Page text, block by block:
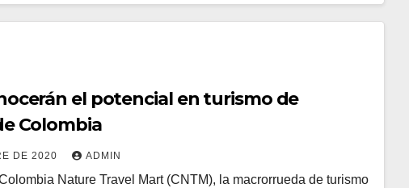
el potencial en turismo de
Colombia
DE 2020 ADMIN
Nature Travel Mart (CNTM), la macrorrueda de turismo